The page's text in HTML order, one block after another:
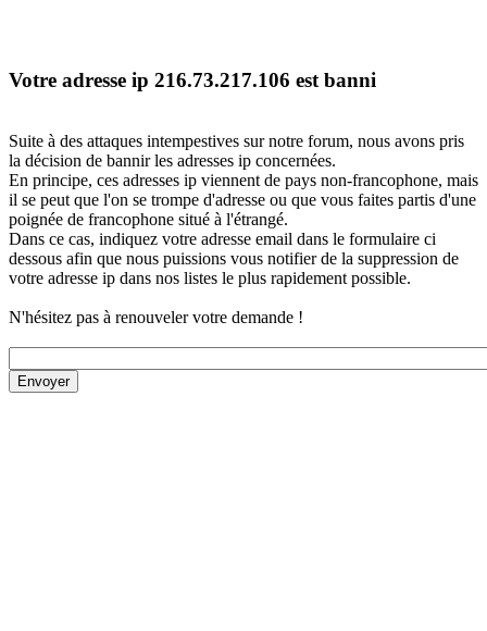
Votre adresse ip 216.73.217.106 est banni
Suite à des attaques intempestives sur notre forum, nous avons pris
la décision de bannir les adresses ip concernées.
En principe, ces adresses ip viennent de pays non-francophone, mais
il se peut que l'on se trompe d'adresse ou que vous faites partis d'une
poignée de francophone situé à l'étrangé.
Dans ce cas, indiquez votre adresse email dans le formulaire ci
dessous afin que nous puissions vous notifier de la suppression de
votre adresse ip dans nos listes le plus rapidement possible.
N'hésitez pas à renouveler votre demande !